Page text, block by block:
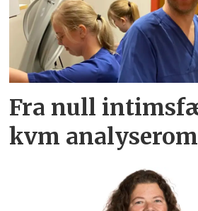
Fra null
kvm analyserom